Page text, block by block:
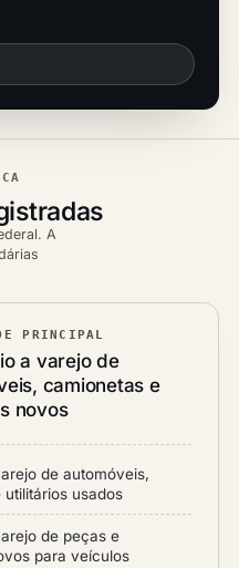
A
PRINCIPAL
a varejo de
camionetas e
novos
de automóveis,
usados
de peças e
para veículos